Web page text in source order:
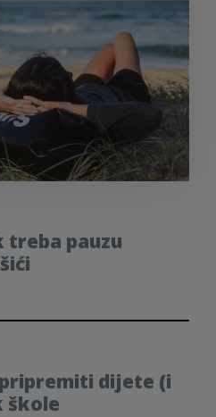
treba pauzu
dijete (i
škole